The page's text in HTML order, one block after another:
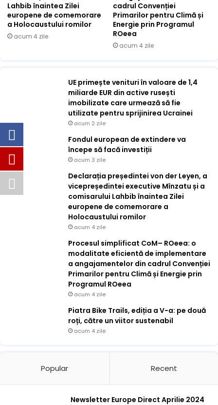
Lahbib înaintea Zilei
europene de comemorare
a Holocaustului romilor
acum 4 zile
cadrul Convenției
Primarilor pentru Climă și
Energie prin Programul
ROeea
acum 4 zile
UE primește venituri în valoare de 1,4
miliarde EUR din active rusești
imobilizate care urmează să fie
utilizate pentru sprijinirea Ucrainei
acum 2 zile
Fondul european de extindere va
începe să facă investiții
acum 3 zile
Declarația președintei von der Leyen, a
vicepreședintei executive Mînzatu și a
comisarului Lahbib înaintea Zilei
europene de comemorare a
Holocaustului romilor
acum 4 zile
Procesul simplificat CoM– ROeea: o
modalitate eficientă de implementare
a angajamentelor din cadrul Convenției
Primarilor pentru Climă și Energie prin
Programul ROeea
acum 4 zile
Piatra Bike Trails, ediția a V-a: pe două
roți, către un viitor sustenabil
acum 4 zile
Popular Recent
Newsletter Europe Direct Aprilie 2024